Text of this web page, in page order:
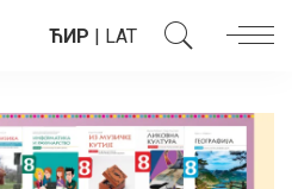
ЋИР | LAT